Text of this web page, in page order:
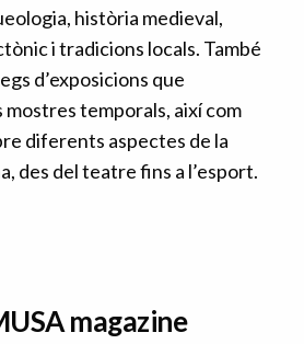
història medieval,
i tradicions locals. També
d’exposicions que
temporals, així com
diferents aspectes de la
des del teatre fins a l’esport.
magazine